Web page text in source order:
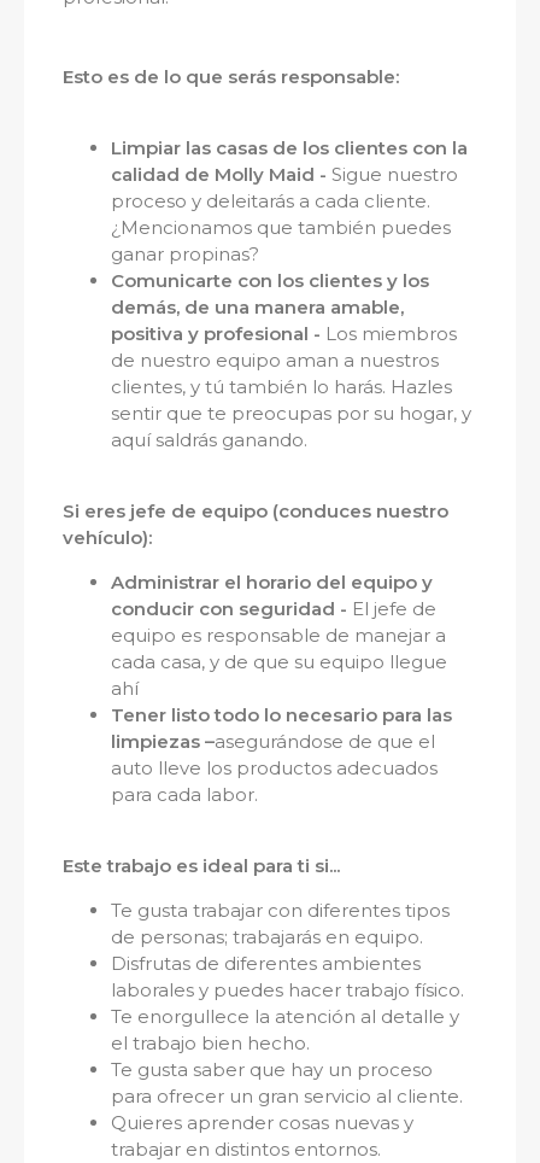
Esto es de lo que serás responsable:
Limpiar las casas de los clientes con la
calidad de Molly Maid - Sigue nuestro
proceso y deleitarás a cada cliente.
¿Mencionamos que también puedes
ganar propinas?
Comunicarte con los clientes y los
demás, de una manera amable,
positiva y profesional - Los miembros
de nuestro equipo aman a nuestros
clientes, y tú también lo harás. Hazles
sentir que te preocupas por su hogar, y
aquí saldrás ganando.
Si eres jefe de equipo (conduces nuestro
vehículo):
Administrar el horario del equipo y
conducir con seguridad - El jefe de
equipo es responsable de manejar a
cada casa, y de que su equipo llegue
ahí
Tener listo todo lo necesario para las
limpiezas –asegurándose de que el
auto lleve los productos adecuados
para cada labor.
Este trabajo es ideal para ti si...
Te gusta trabajar con diferentes tipos
de personas; trabajarás en equipo.
Disfrutas de diferentes ambientes
laborales y puedes hacer trabajo físico.
Te enorgullece la atención al detalle y
el trabajo bien hecho.
Te gusta saber que hay un proceso
para ofrecer un gran servicio al cliente.
Quieres aprender cosas nuevas y
trabajar en distintos entornos.